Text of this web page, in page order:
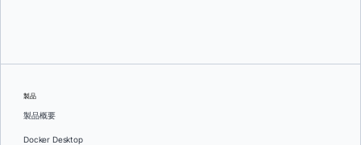
製品
製品概要
Docker Desktop